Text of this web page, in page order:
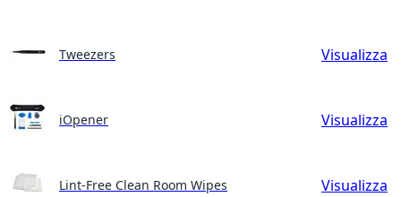
Tweezers Visualizza
iOpener Visualizza
Lint-Free Clean Room Wipes Visualizza